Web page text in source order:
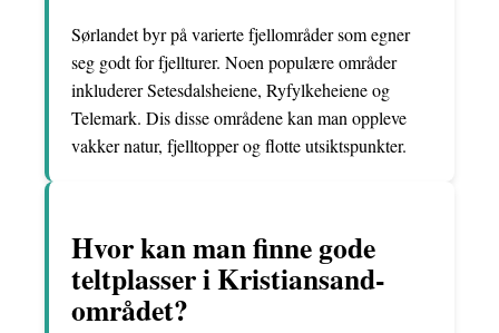
Sørlandet byr på varierte fjellområder som egner
seg godt for fjellturer. Noen populære områder
inkluderer Setesdalsheiene, Ryfylkeheiene og
Telemark. Dis disse områdene kan man oppleve
vakker natur, fjelltopper og flotte utsiktspunkter.
Hvor kan man finne gode
teltplasser i Kristiansand-
området?